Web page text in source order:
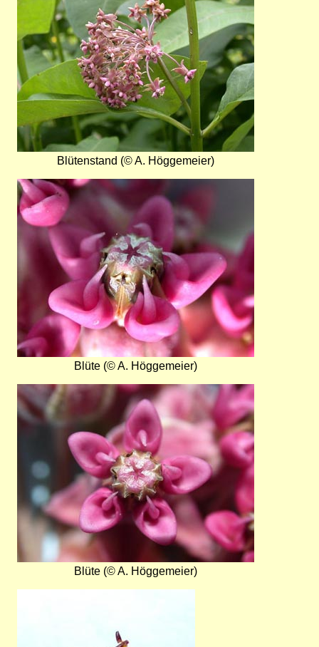
Blütenstand (© A. Höggemeier)
Bild
Blüte (© A. Höggemeier)
Bild
Blüte (© A. Höggemeier)